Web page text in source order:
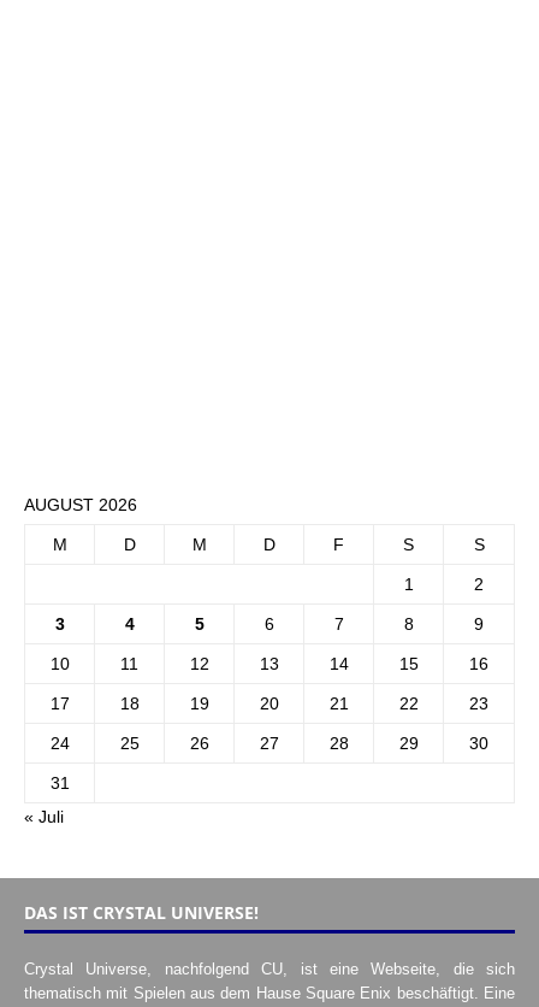
AUGUST 2026
M D M D F S S
1 2
3 4 5 6 7 8 9
10 11 12 13 14 15 16
17 18 19 20 21 22 23
24 25 26 27 28 29 30
31
« Juli
DAS IST CRYSTAL UNIVERSE!
Crystal Universe, nachfolgend CU, ist eine Webseite, die sich
thematisch mit Spielen aus dem Hause Square Enix beschäftigt. Eine